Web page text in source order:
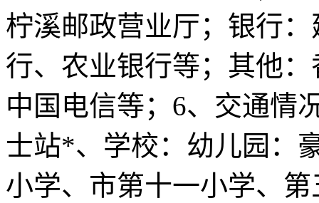
柠溪邮政营业厅；银行
行、农业银行等；其他
中国电信等；6、交通情
士站*、学校：幼儿园：
小学、市第十一小学、